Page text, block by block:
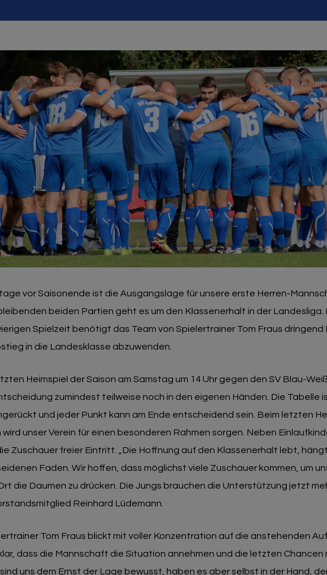
vor Saisonende ist die Ausgangslage für unsere erste Herren-
beiden Partien geht es um den Klassenerhalt in der Landesliga.
Spielzeit benötigt das Team von Spielertrainer Tom Fraus dringend
in die Landesklasse abzuwenden.
Heimspiel der Saison am Samstag um 14 Uhr gegen den SV Blau-
zumindest teilweise noch in den eigenen Händen. Die Tabelle
und jeder Punkt kann am Ende entscheidend sein. Beim letzten
wird unser Verein für einen besonderen Rahmen sorgen. Neben
Zuschauer freier Eintritt. „Die Hoffnung auf den Klassenerhalt lebt,
Faden. Wir hoffen, dass möglichst viele Zuschauer kommen, um
die Daumen zu drücken. Die Jungs brauchen die Unterstützung jetzt
Reinhard Lüdemann.
Tom Fraus blickt mit voller Konzentration auf die anstehenden
dass die Mannschaft die Situation annehmen und die letzten Chancen
sind uns dem Ernst der Lage bewusst, haben es aber selbst in der Hand,